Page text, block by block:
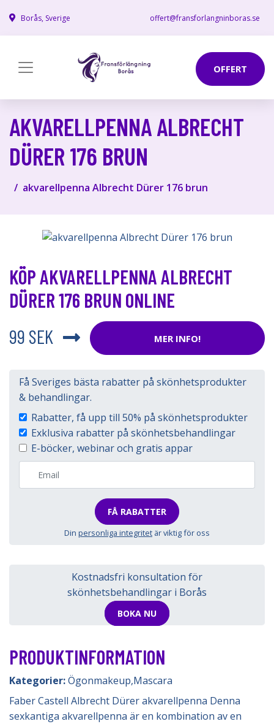
Borås, Sverige offert@fransforlangninboras.se
OFFERT
AKVARELLPENNA ALBRECHT
DÜRER 176 BRUN
akvarellpenna Albrecht Dürer 176 brun
KÖP AKVARELLPENNA ALBRECHT
DÜRER 176 BRUN ONLINE
99 SEK
MER INFO!
Få Sveriges bästa rabatter på skönhetsprodukter
& behandlingar.
Rabatter, få upp till 50% på skönhetsprodukter
Exklusiva rabatter på skönhetsbehandlingar
E-böcker, webinar och gratis appar
FÅ RABATTER
Din personliga integritet är viktig för oss
Kostnadsfri konsultation för
skönhetsbehandlingar i Borås
BOKA NU
PRODUKTINFORMATION
Kategorier:Ögonmakeup,Mascara
Faber Castell Albrecht Dürer akvarellpenna Denna
sexkantiga akvarellpenna är en kombination av en